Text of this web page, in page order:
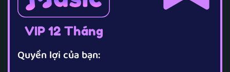
VIP 12 Tháng
Quyền lợi của bạn: